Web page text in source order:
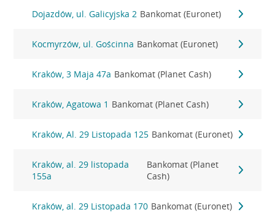
Dojazdów, ul. Galicyjska 2 Bankomat (Euronet)
Kocmyrzów, ul. Gościnna Bankomat (Euronet)
Kraków, 3 Maja 47a Bankomat (Planet Cash)
Kraków, Agatowa 1 Bankomat (Planet Cash)
Kraków, Al. 29 Listopada 125 Bankomat (Euronet)
Kraków, al. 29 listopada
155a
Bankomat (Planet
Cash)
Kraków, al. 29 Listopada 170 Bankomat (Euronet)